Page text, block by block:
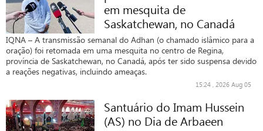
em mesquita de
Saskatchewan, no Canadá
IQNA – A transmissão semanal do Adhan (o chamado islâmico para a
oração) foi retomada em uma mesquita no centro de Regina,
província de Saskatchewan, no Canadá, após ter sido suspensa devido
a reações negativas, incluindo ameaças.
15:24 , 2026 Aug 05
Santuário do Imam Hussein
(AS) no Dia de Arbaeen